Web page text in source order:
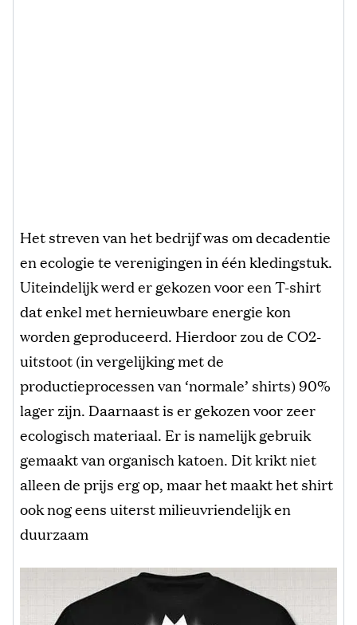
Het streven van het bedrijf was om decadentie
en ecologie te verenigingen in één kledingstuk.
Uiteindelijk werd er gekozen voor een T-shirt
dat enkel met hernieuwbare energie kon
worden geproduceerd. Hierdoor zou de CO2-
uitstoot (in vergelijking met de
productieprocessen van ‘normale’ shirts) 90%
lager zijn. Daarnaast is er gekozen voor zeer
ecologisch materiaal. Er is namelijk gebruik
gemaakt van organisch katoen. Dit krikt niet
alleen de prijs erg op, maar het maakt het shirt
ook nog eens uiterst milieuvriendelijk en
duurzaam